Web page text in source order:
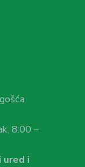
8:00 –
ured i